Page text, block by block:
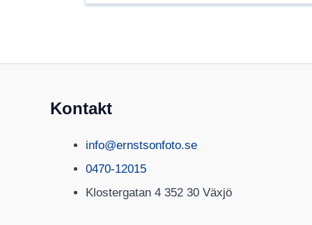
Kontakt
info@ernstsonfoto.se
0470-12015
Klostergatan 4 352 30 Växjö